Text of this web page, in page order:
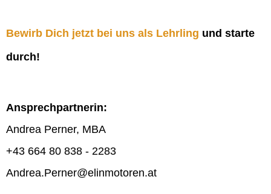
Bewirb Dich jetzt bei uns als Lehrling und starte
durch!
Ansprechpartnerin:
Andrea Perner, MBA
+43 664 80 838 - 2283
Andrea.Perner@elinmotoren.at